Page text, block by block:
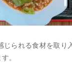
じられる食材を取り
。